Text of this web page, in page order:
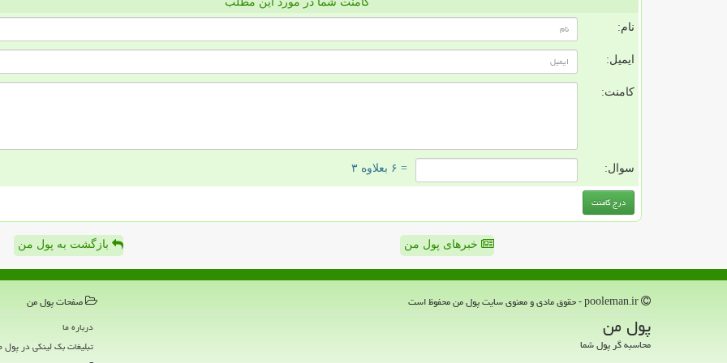
نام:
ایمیل:
کامنت:
سوال: = ۶ بعلاوه ۳
خبرهای پول من بازگشت به پول من
پول من
محاسبه گر پول شما
صفحات پول من
درباره ما
تبلیغات بک لینکی در